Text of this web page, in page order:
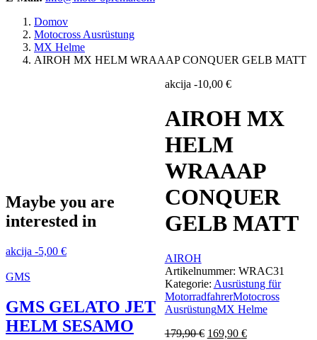
Domov
Motocross Ausrüstung
MX Helme
AIROH MX HELM WRAAAP CONQUER GELB MATT
akcija -10,00 €
AIROH MX
HELM
WRAAAP
CONQUER
GELB MATT
AIROH
Artikelnummer: WRAC31
Kategorie: Ausrüstung für
MotorradfahrerMotocross
AusrüstungMX Helme
179,90€ Ursprünglicher
169,90 €Aktueller
Maybe you are
interested in
akcija -5,00 €
GMS
GMS GELATO JET
HELM SESAMO